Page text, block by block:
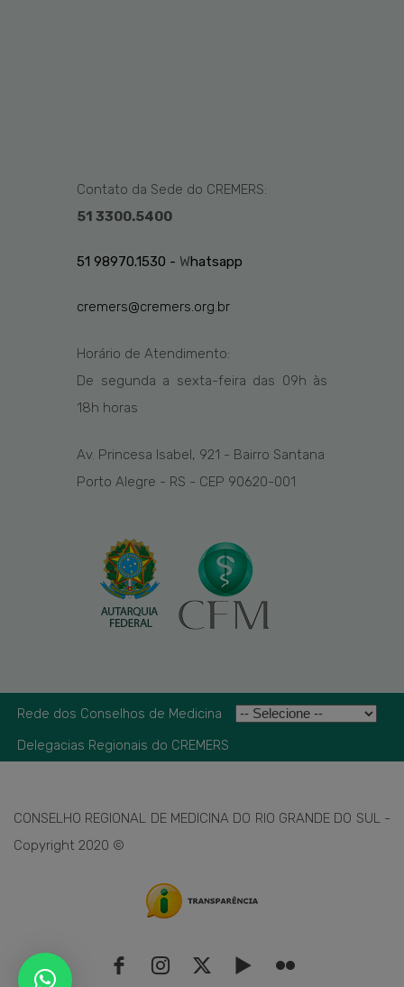
Contato da Sede do CREMERS:
51 3300.5400
51 98970.1530 - Whatsapp
cremers@cremers.org.br
Horário de Atendimento:
De segunda a sexta-feira das 09h às
18h horas
Av. Princesa Isabel, 921 - Bairro Santana
Porto Alegre - RS - CEP 90620-001
Rede dos Conselhos de Medicina
Delegacias Regionais do CREMERS
CONSELHO REGIONAL DE MEDICINA DO RIO GRANDE DO SUL -
Copyright 2020 ©